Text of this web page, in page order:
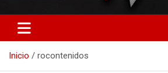
RO CONTENIDOS
Inicio rocontenidos